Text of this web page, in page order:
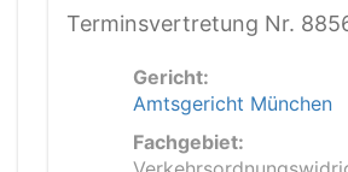
Terminsvertretung Nr.
Gericht:
Amtsgericht München
Fachgebiet: